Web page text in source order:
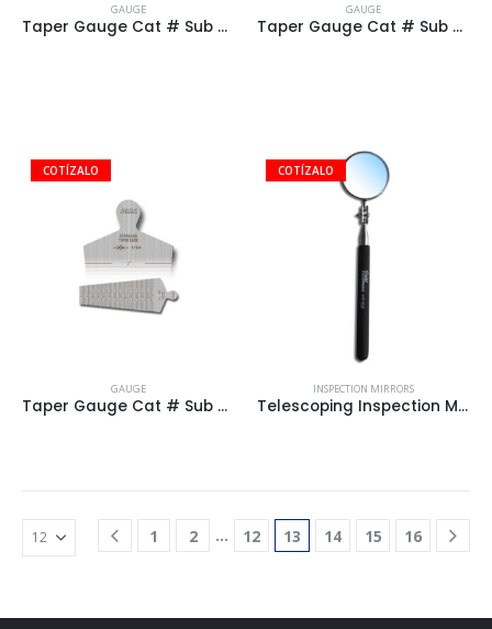
GAUGE
Taper Gauge Cat # Sub 28A
GAUGE
Taper Gauge Cat # Sub 28B
GAUGE
Taper Gauge Cat # Sub 28C
INSPECTION MIRRORS
Telescoping Inspection Mirror
1 2 … 12 13 14 15 16